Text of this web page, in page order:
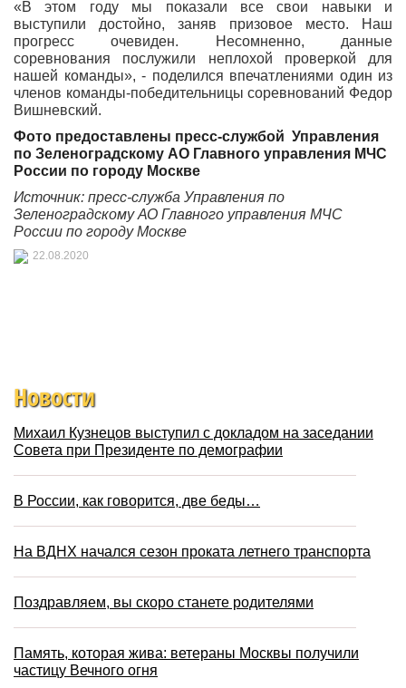
«В этом году мы показали все свои навыки и
выступили достойно, заняв призовое место. Наш
прогресс очевиден. Несомненно, данные
соревнования послужили неплохой проверкой для
нашей команды», - поделился впечатлениями один из
членов команды-победительницы соревнований Федор
Вишневский.
Фото предоставлены пресс-службой Управления
по Зеленоградскому АО Главного управления МЧС
России по городу Москве
Источник: пресс-служба Управления по
Зеленоградскому АО Главного управления МЧС
России по городу Москве
22.08.2020
Новости
Михаил Кузнецов выступил с докладом на заседании
Совета при Президенте по демографии
В России, как говорится, две беды…
На ВДНХ начался сезон проката летнего транспорта
Поздравляем, вы скоро станете родителями
Память, которая жива: ветераны Москвы получили
частицу Вечного огня